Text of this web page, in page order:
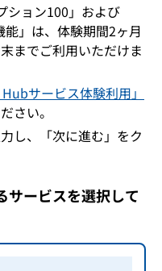
ション100」および
能」は、体験期間2ヶ月
までご利用いただけま
Hubサービス体験利用」
さい。
し、「次に進む」をク
サービスを選択して